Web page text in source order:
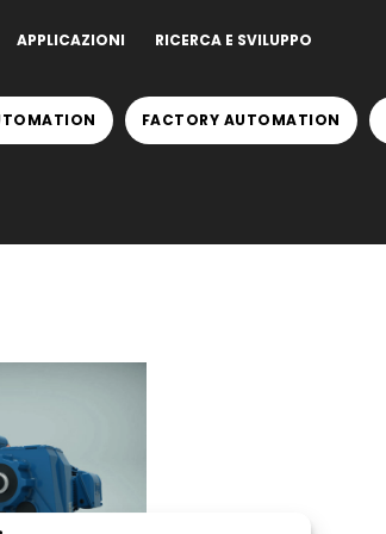
APPLICAZIONI
RICERCA E SVILUPPO
FACTORY AUTOMATION